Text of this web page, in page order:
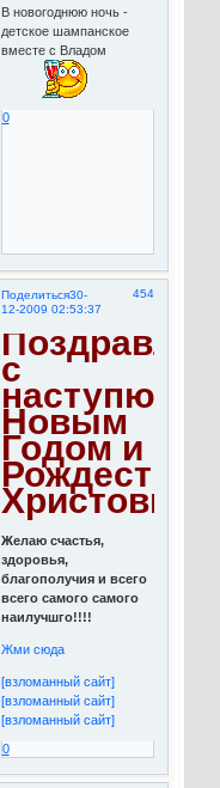
В новогоднюю ночь -
детское шампанское
вместе с Владом
0
Поделиться 454
30-
12-2009 02:53:37
с
Новым
Годом и
Рождеством
Христовым!
Желаю счастья,
здоровья,
благополучия и всего
всего самого самого
наилучшго!!!!
Жми сюда
[взломанный сайт]
[взломанный сайт]
[взломанный сайт]
0